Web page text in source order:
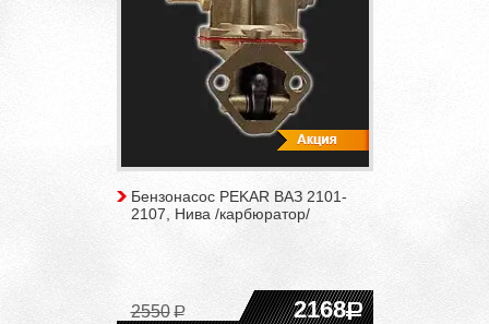
Бензонасос PEKAR ВАЗ 2101-
2107, Нива /карбюратор/
2168
2550